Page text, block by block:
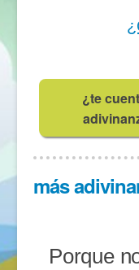
¿te
más
Porque